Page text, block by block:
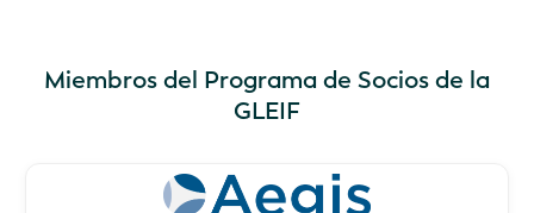
Miembros del Programa de Socios de la
GLEIF